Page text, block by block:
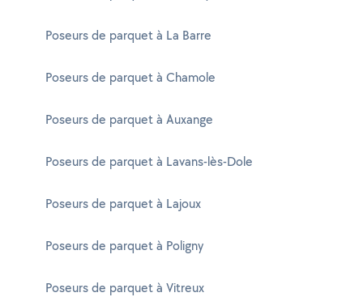
Poseurs de parquet à La Barre
Poseurs de parquet à Chamole
Poseurs de parquet à Auxange
Poseurs de parquet à Lavans-lès-Dole
Poseurs de parquet à Lajoux
Poseurs de parquet à Poligny
Poseurs de parquet à Vitreux